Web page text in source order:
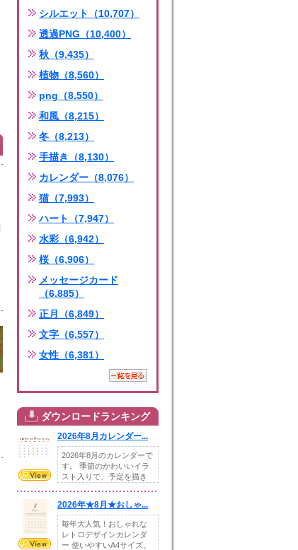
シルエット（10,707）
透過PNG（10,400）
秋（9,435）
植物（8,560）
png（8,550）
和風（8,215）
冬（8,213）
手描き（8,130）
カレンダー（8,076）
猫（7,993）
ハート（7,947）
水彩（6,942）
桜（6,906）
メッセージカード
（6,885）
正月（6,849）
文字（6,557）
女性（6,381）
ダウンロードランキング
2026年8月カレンダー...
2026年8月のカレンダーで
す。 季節のかわいいイラ
スト入りで、予定を描き
2026年★8月★おしゃ...
毎年大人気！おしゃれな
レトロデザインカレンダ
ー 使いやすいA4サイズ。